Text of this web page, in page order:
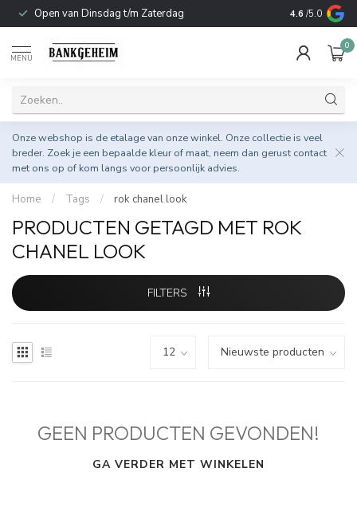
Open van Dinsdag t/m Zaterdag Duurzame &
4.6 /5.0
MENU
0
Onze webshop is de etalage van onze winkel. Onze collectie is veel
breder. Zoek je een bepaalde kleur of maat, neem dan gerust contact
met ons op of kom langs voor persoonlijk advies.
Home / Tags / rok chanel look
PRODUCTEN GETAGD MET ROK
CHANEL LOOK
FILTERS
GEEN PRODUCTEN GEVONDEN!
GA VERDER MET WINKELEN